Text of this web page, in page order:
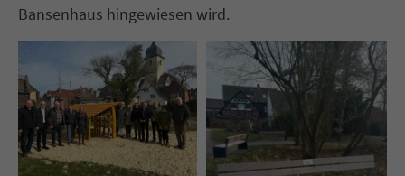
Bansenhaus hingewiesen wird.